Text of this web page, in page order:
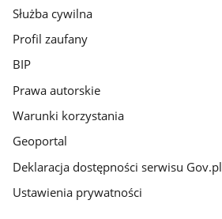
Służba cywilna
Profil zaufany
BIP
Prawa autorskie
Warunki korzystania
Geoportal
Deklaracja dostępności serwisu Gov.pl
Ustawienia prywatności